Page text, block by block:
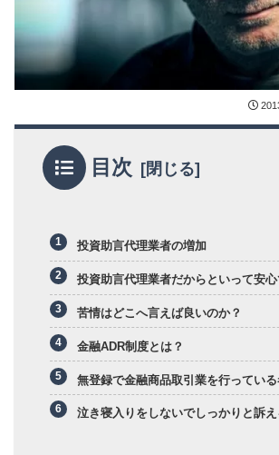
目次
投資助言代理業者の増加
投資助言代理業者だからといって安
苦情はどこへ言えば良いのか？
金融ADR制度とは？
無登録で金融商品取引業を行ってい
泣き寝入りをしないでしっかりと訴え